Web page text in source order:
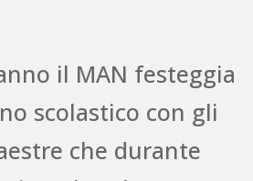
il MAN festeggia
scolastico con gli
che durante